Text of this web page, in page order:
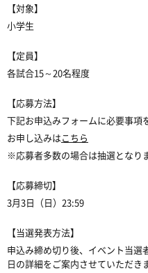
【対象】
小学生
【定員】
各試合15～20名程度
【応募方法】
下記お申込みフォームに必要事項
お申し込みはこちら
※応募者多数の場合は抽選となり
【応募締切】
3月3日（日）23:59
【当選発表方法】
申込み締め切り後、イベント当選
日の詳細をご案内させていただき